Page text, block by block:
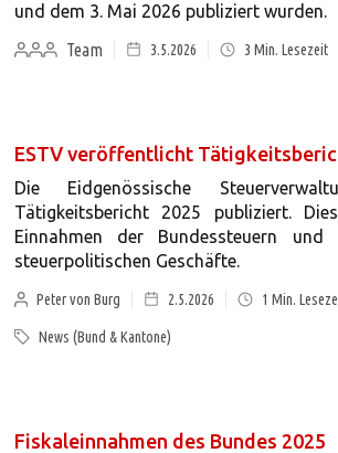
und dem 3. Mai 2026 publiziert wurden.
Team
3.5.2026 3 Min. Lesezeit
ESTV veröffentlicht
Die Eidgenössische
Tätigkeitsbericht 2025 publiziert.
Einnahmen der Bundessteuern
steuerpolitischen Geschäfte.
Peter von Burg 2.5.2026 1 Min.
News (Bund & Kantone)
Fiskaleinnahmen des Bundes 2025